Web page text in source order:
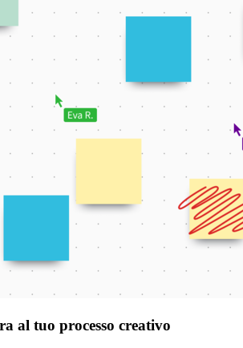
al tuo processo creativo